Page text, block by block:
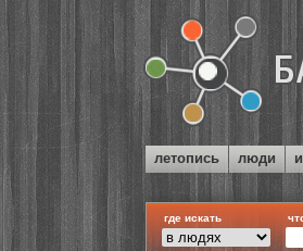
летопись люди
где искать